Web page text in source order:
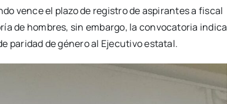
vence el plazo de registro de aspirantes a fiscal
de hombres, sin embargo, la convocatoria indica
paridad de género al Ejecutivo estatal.